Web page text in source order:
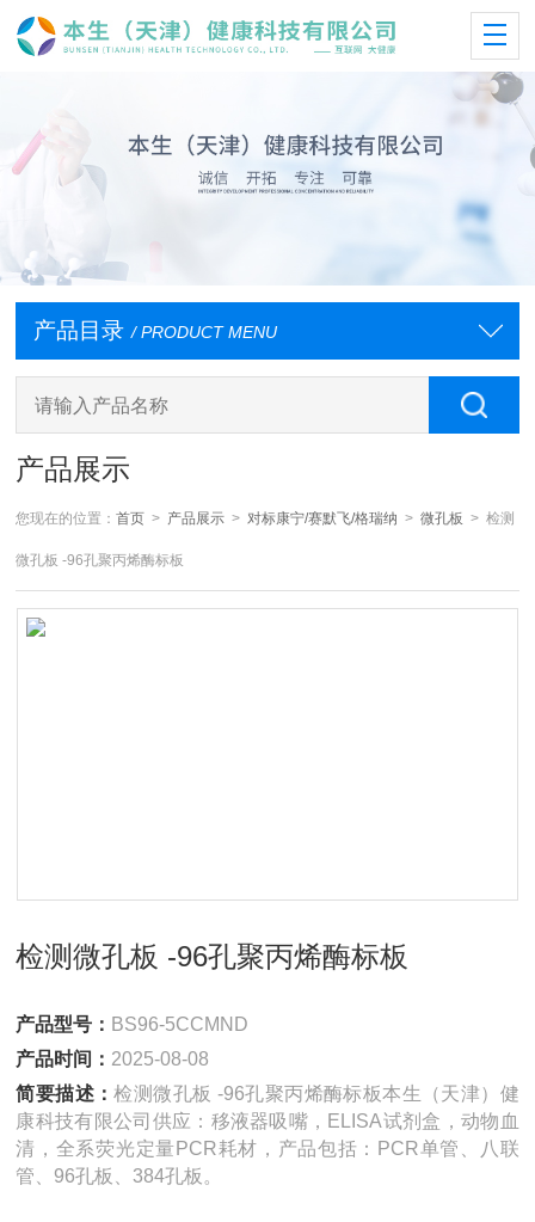
产品目录 / PRODUCT MENU
产品展示
您现在的位置：首页 > 产品展示 > 对标康宁/赛默飞/格瑞纳 >微孔板 > 检测
微孔板 -96孔聚丙烯酶标板
检测微孔板 -96孔聚丙烯酶标板
产品型号： BS96-5CCMND
产品时间： 2025-08-08
简要描述：检测微孔板 -96孔聚丙烯酶标板本生（天津）健
康科技有限公司供应：移液器吸嘴，ELISA试剂盒，动物血
清，全系荧光定量PCR耗材，产品包括：PCR单管、八联
管、96孔板、384孔板。